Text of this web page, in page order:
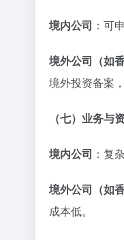
境内公司 ：可
境外公司（如
境外投资备案
（七）业务与
境内公司 ：复
境外公司（如
成本低。